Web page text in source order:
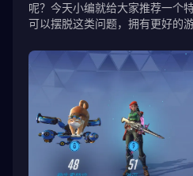
呢？今天小编就给大家推荐一个
可以摆脱这类问题，拥有更好的游